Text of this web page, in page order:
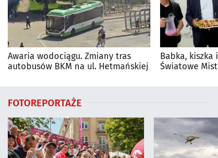
Awaria wodociągu. Zmiany tras
autobusów BKM na ul. Hetmańskiej
Babka, kiszka
Światowe
FOTOREPORTAŻE